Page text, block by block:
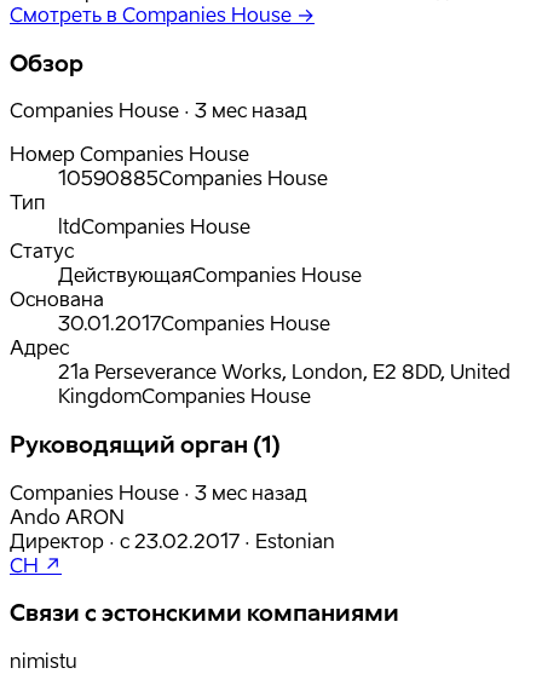
Смотреть в Companies House →
Обзор
Companies House · 3 мес назад
Номер Companies House
10590885Companies House
Тип
ltdCompanies House
Статус
ДействующаяCompanies House
Основана
30.01.2017Companies House
Адрес
21a Perseverance Works, London, E2 8DD, United
KingdomCompanies House
Руководящий орган (1)
Companies House · 3 мес назад
Ando ARON
Директор · с 23.02.2017 · Estonian
CH ↗
Связи с эстонскими компаниями
nimistu